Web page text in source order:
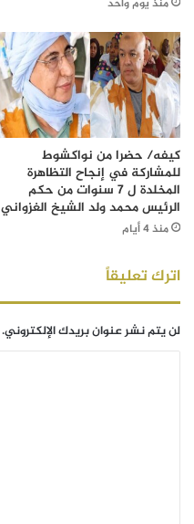
كيفه/ حضرا من نواكشوط
للمشاركة في إنجاح التظاهرة
المخلدة ل 7 سنوات من حكم
الرئيس محمد ولد الشيخ الغزواني
منذ 4 أيام
اترك تعليقاً
لن يتم نشر عنوان بريدك الإلكتروني.